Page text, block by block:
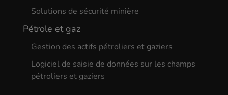
Solutions de sécurité minière
Pétrole et gaz
Gestion des actifs pétroliers et gaziers
Logiciel de saisie de données sur les champs
pétroliers et gaziers